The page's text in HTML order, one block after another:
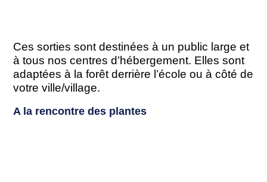
Ces sorties sont destinées à un public large et
à tous nos centres d’hébergement. Elles sont
adaptées à la forêt derrière l’école ou à côté de
votre ville/village.
A la rencontre des plantes